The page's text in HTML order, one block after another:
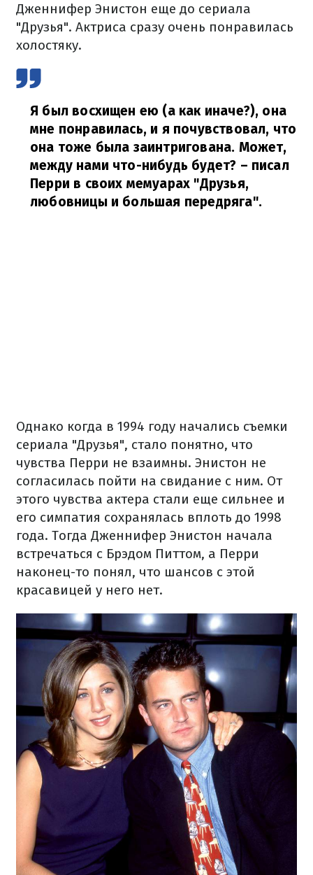
Дженнифер Энистон еще до сериала
"Друзья". Актриса сразу очень понравилась
холостяку.
Я был восхищен ею (а как иначе?), она
мне понравилась, и я почувствовал, что
она тоже была заинтригована. Может,
между нами что-нибудь будет? – писал
Перри в своих мемуарах "Друзья,
любовницы и большая передряга".
Однако когда в 1994 году начались съемки
сериала "Друзья", стало понятно, что
чувства Перри не взаимны. Энистон не
согласилась пойти на свидание с ним. От
этого чувства актера стали еще сильнее и
его симпатия сохранялась вплоть до 1998
года. Тогда Дженнифер Энистон начала
встречаться с Брэдом Питтом, а Перри
наконец-то понял, что шансов с этой
красавицей у него нет.